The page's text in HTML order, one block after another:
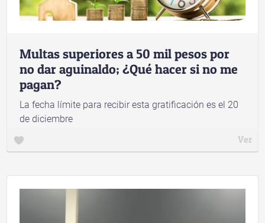
Multas superiores a 50 mil pesos por
no dar aguinaldo; ¿Qué hacer si no me
pagan?
La fecha límite para recibir esta gratificación es el 20
de diciembre
Ver